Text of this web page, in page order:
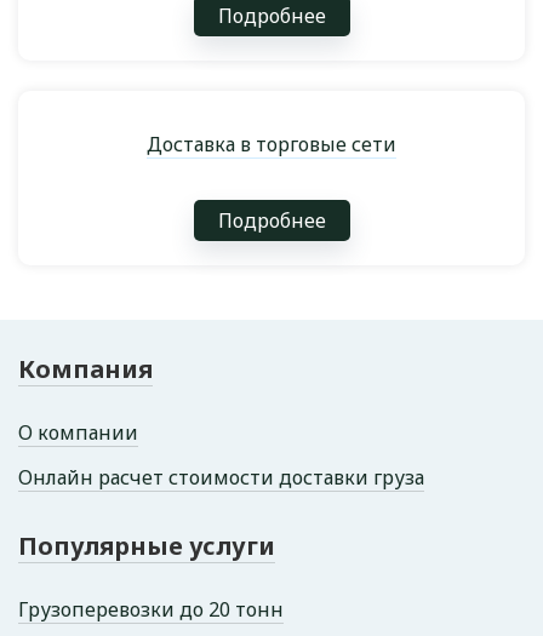
Подробнее
Доставка в торговые сети
Подробнее
Компания
О компании
Онлайн расчет стоимости доставки груза
Популярные услуги
Грузоперевозки до 20 тонн